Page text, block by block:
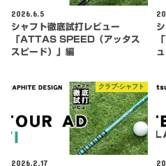
2026.6.5
シャフト徹底試打レビュー
「ATTAS SPEED（アッタス
スピード）」編
クラブ-シャフト
2026.2.17